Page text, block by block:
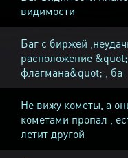
видимости
Баг с биржей
расположение
флагмана&quot; , ба
Не вижу кометы, а
кометами пропал ,
летит другой